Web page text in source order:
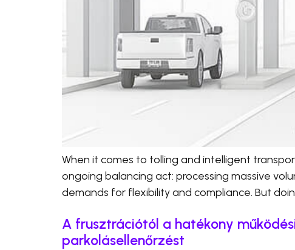
When it comes to tolling and intelligent
ongoing balancing act: processing massive
demands for flexibility and compliance. But
A frusztrációtól a hatékony
parkolásellenőrzést